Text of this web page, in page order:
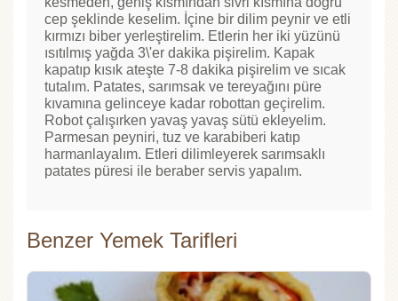
cep şeklinde keselim. İçine bir dilim peynir ve etli
kırmızı biber yerleştirelim. Etlerin her iki yüzünü
ısıtılmış yağda 3\'er dakika pişirelim. Kapak
kapatıp kısık ateşte 7-8 dakika pişirelim ve sıcak
tutalım. Patates, sarımsak ve tereyağını püre
kıvamına gelinceye kadar robottan geçirelim.
Robot çalışırken yavaş yavaş sütü ekleyelim.
Parmesan peyniri, tuz ve karabiberi katıp
harmanlayalım. Etleri dilimleyerek sarımsaklı
patates püresi ile beraber servis yapalım.
Benzer Yemek Tarifleri